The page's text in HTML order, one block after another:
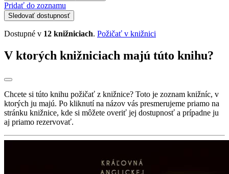
Pridať do zoznamu
Sledovať dostupnosť
Dostupné v 12 knižniciach. Požičať v knižnici
V ktorých knižniciach majú túto knihu?
Chcete si túto knihu požičať z knižnice? Toto je zoznam knižníc, v
ktorých ju majú. Po kliknutí na názov vás presmerujeme priamo na
stránku knižnice, kde si môžete overiť jej dostupnosť a prípadne ju
aj priamo rezervovať.